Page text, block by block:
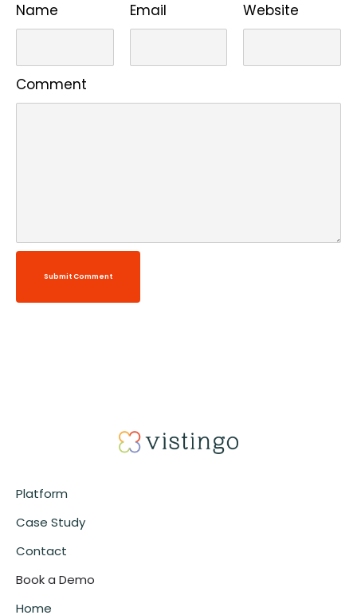
Name Email Website
Comment
Submit Comment
Platform
Case Study
Contact
Book a Demo
Home